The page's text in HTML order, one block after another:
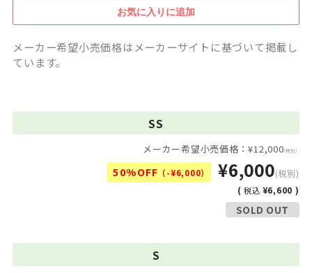
メーカー希望小売価格はメーカーサイトに基づいて掲載し
ています。
SS
メーカー希望小売価格：¥12,000(税別)
50%OFF （-¥6,000） ¥6,000(税別)
(税込 ¥6,600 )
SOLD OUT
S